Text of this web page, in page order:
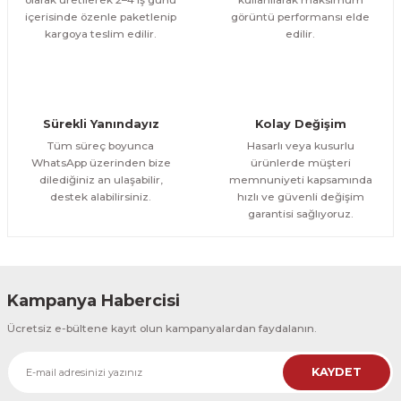
1.000,00 TL
800,00 TL
ÜRÜNÜ İNCELE
%12
800,00 TL %12
Evinemoda
Boho Tarzı Çiçek 3 Parça Ahşap Çerçeveli Tablo ACT
Evinemoda
Vincent Van Gogh Temalı 3 Parça Ahşap Çerçeveli Tablo ACT
1.000,00 TL ÜRÜNÜ İNCELE
içerisinde özenle paketlenip
kargoya teslim edilir.
görüntü performansı elde
edilir.
Sürekli Yanındayız
Tüm süreç boyunca
WhatsApp üzerinden bize
dilediğiniz an ulaşabilir,
destek alabilirsiniz.
Kolay Değişim
Hasarlı veya kusurlu
ürünlerde müşteri
memnuniyeti kapsamında
hızlı ve güvenli değişim
garantisi sağlıyoruz.
Kampanya Habercisi
Ücretsiz e-bültene kayıt olun kampanyalardan faydalanın.
KAYDET